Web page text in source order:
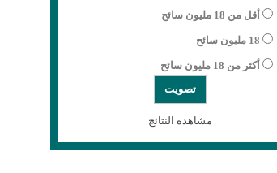
أقل من 18 مليون سائح
18 مليون سائح
أكثر من 18 مليون سائح
مشاهدة النتائج